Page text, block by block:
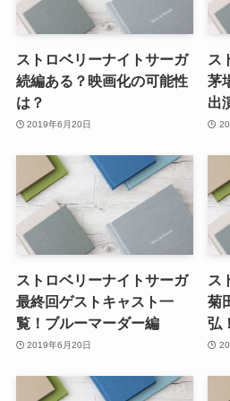
ストロベリーナイトサーガ
続編ある？映画化の可能性
は？
2019年6月20日
ス
茅
出
ストロベリーナイトサーガ
最終回ゲストキャスト一
覧！ブルーマーダー編
2019年6月20日
ス
菊
弘